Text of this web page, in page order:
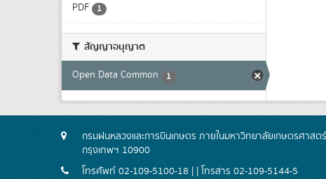
PDF 1
สัญญาอนุญาต
Open Data Common 1
กรมฝนหลวงและการบินเกษตร ภายในมหาวิทยาลัยเกษตรศาส
กรุงเทพฯ 10900
โทรศัพท์ 02-109-5100-18 | | โทรสาร 02-109-5144-5